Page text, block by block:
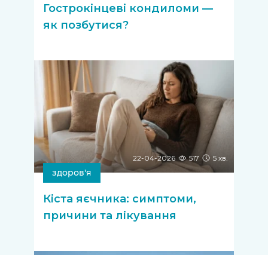
Гострокінцеві кондиломи —
як позбутися?
22-04-2026 517 5 хв.
здоров'я
Кіста яєчника: симптоми,
причини та лікування